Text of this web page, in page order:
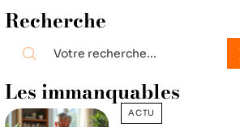
Recherche
Les immanquables
ACTU